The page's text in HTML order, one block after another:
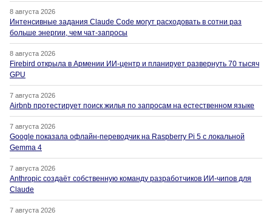
8 августа 2026
Интенсивные задания Claude Code могут расходовать в сотни раз
больше энергии, чем чат-запросы
8 августа 2026
Firebird открыла в Армении ИИ-центр и планирует развернуть 70 тысяч
GPU
7 августа 2026
Airbnb протестирует поиск жилья по запросам на естественном языке
7 августа 2026
Google показала офлайн-переводчик на Raspberry Pi 5 с локальной
Gemma 4
7 августа 2026
Anthropic создаёт собственную команду разработчиков ИИ-чипов для
Claude
7 августа 2026